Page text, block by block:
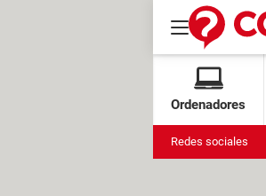
Ordenadores
Redes sociales